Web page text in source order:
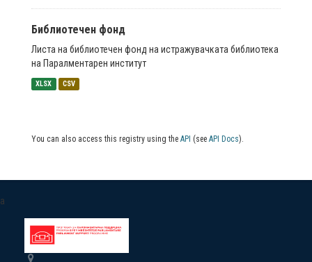
Библиотечен фонд
Листа на библиотечен фонд на истражувачката библиотека
на Паралментарен институт
XLSX CSV
You can also access this registry using the API (see API Docs).
a